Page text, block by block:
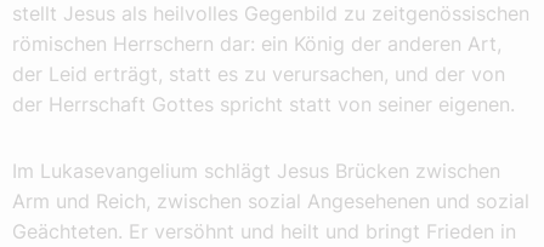
stellt Jesus als heilvolles Gegenbild zu zeitgenössischen
römischen Herrschern dar: ein König der anderen Art,
der Leid erträgt, statt es zu verursachen, und der von
der Herrschaft Gottes spricht statt von seiner eigenen.
Im Lukasevangelium schlägt Jesus Brücken zwischen
Arm und Reich, zwischen sozial Angesehenen und sozial
Geächteten. Er versöhnt und heilt und bringt Frieden in